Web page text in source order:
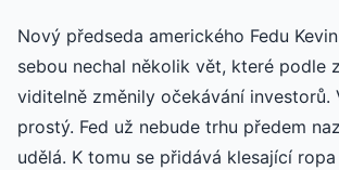
Nový předseda amerického Fedu
sebou nechal několik vět, které podle
viditelně změnily očekávání investorů.
prostý. Fed už nebude trhu předem
udělá. K tomu se přidává klesající